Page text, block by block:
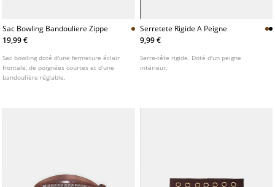
Sac Bowling Bandouliere Zippe
19,99 €
Sac bowling doté d'une fermeture éclair
frontale, de poignées courtes et d'une
bandoulière réglable.
Serretete Rigide A Peigne
9,99 €
Serre-tête rigide. Doté d'un peigne
intérieur.